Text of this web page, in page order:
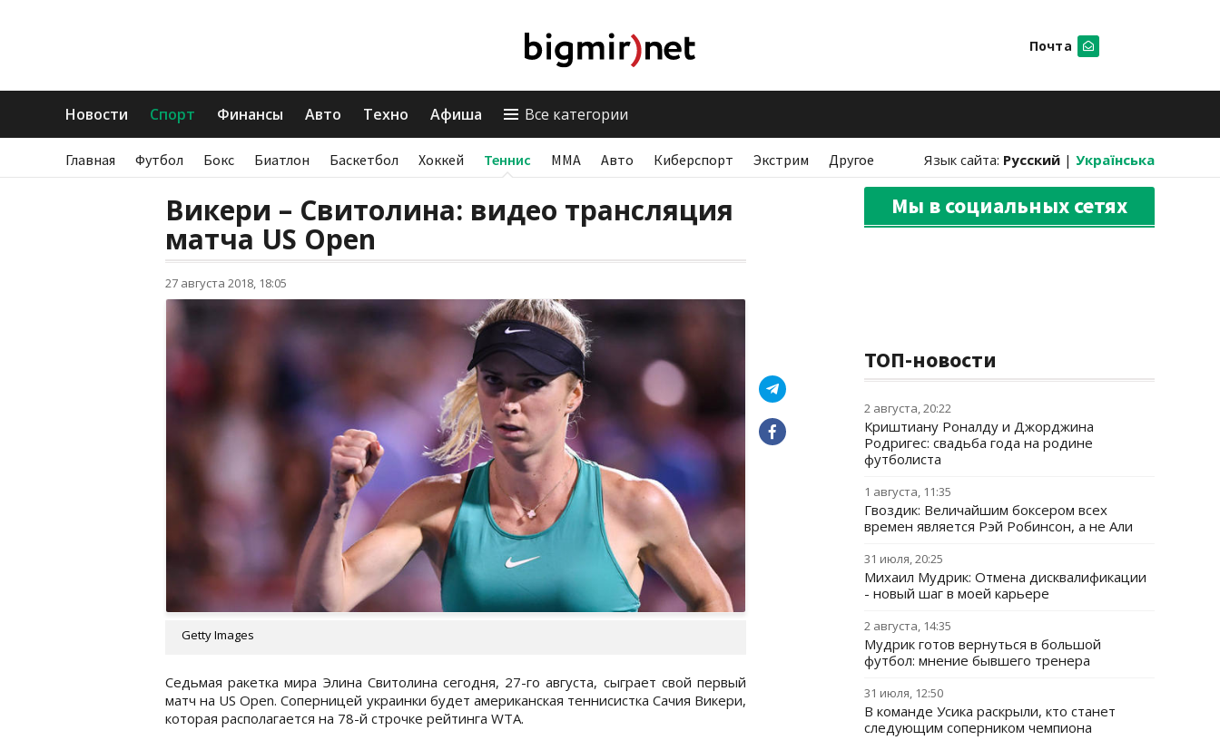
Почта
Новости Спорт Финансы Авто Техно Афиша Все категории
Главная Футбол Бокс Биатлон Баскетбол Хоккей Теннис ММА Авто Киберспорт Экстрим Другое Язык сайта: Русский | Українська
Викери – Свитолина: видео трансляция
матча US Open
27 августа 2018, 18:05
Getty Images
Седьмая ракетка мира Элина Свитолина сегодня, 27-го августа, сыграет свой первый
матч на US Open. Соперницей украинки будет американская теннисистка Сачия Викери,
которая располагается на 78-й строчке рейтинга WTA.
Мы в социальных сетях
ТОП-новости
2 августа, 20:22
Криштиану Роналду и Джорджина
Родригес: свадьба года на родине
футболиста
1 августа, 11:35
Гвоздик: Величайшим боксером всех
времен является Рэй Робинсон, а не Али
31 июля, 20:25
Михаил Мудрик: Отмена дисквалификации
- новый шаг в моей карьере
2 августа, 14:35
Мудрик готов вернуться в большой
футбол: мнение бывшего тренера
31 июля, 12:50
В команде Усика раскрыли, кто станет
следующим соперником чемпиона